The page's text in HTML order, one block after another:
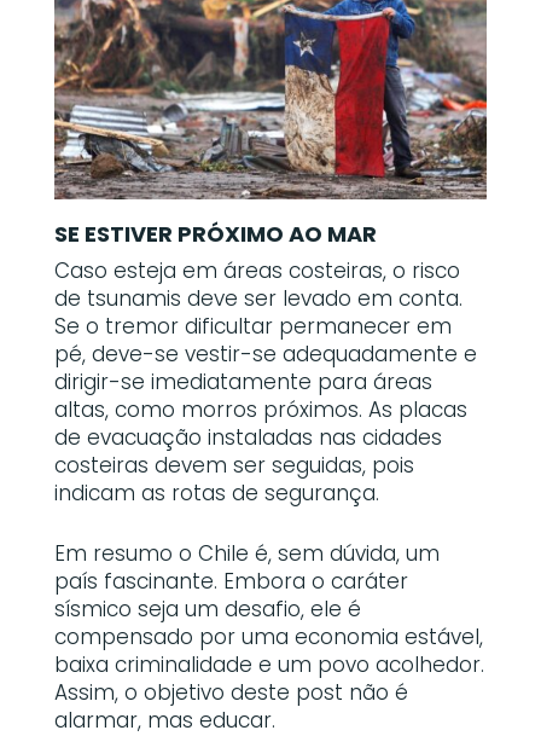
SE ESTIVER PRÓXIMO AO MAR
Caso esteja em áreas costeiras, o risco
de tsunamis deve ser levado em conta.
Se o tremor dificultar permanecer em
pé, deve-se vestir-se adequadamente e
dirigir-se imediatamente para áreas
altas, como morros próximos. As placas
de evacuação instaladas nas cidades
costeiras devem ser seguidas, pois
indicam as rotas de segurança.
Em resumo o Chile é, sem dúvida, um
país fascinante. Embora o caráter
sísmico seja um desafio, ele é
compensado por uma economia estável,
baixa criminalidade e um povo acolhedor.
Assim, o objetivo deste post não é
alarmar, mas educar.